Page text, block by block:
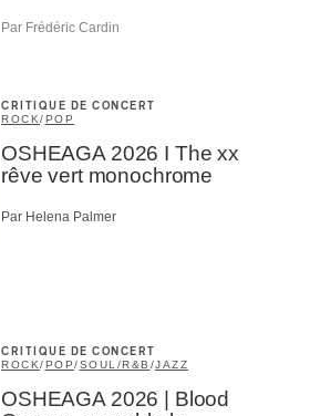
Par Frédéric Cardin
CRITIQUE DE CONCERT
ROCK/POP
OSHEAGA 2026 I The xx
rêve vert monochrome
Par Helena Palmer
CRITIQUE DE CONCERT
ROCK/POP/SOUL/R&B /JAZZ
OSHEAGA 2026 | Blood